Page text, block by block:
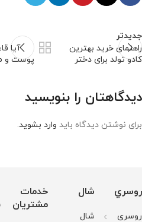
جدیدتر
راهنمای خرید بهترین
کادو تولد برای دختر
آیا
پوست و
دیدگاهتان را بنویسید
برای نوشتن دیدگاه باید وارد بشوید.
روسري
روسری
شال
شال
خدمات
مشتریان